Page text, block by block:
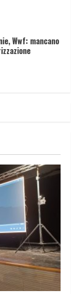
Wwf: mancano